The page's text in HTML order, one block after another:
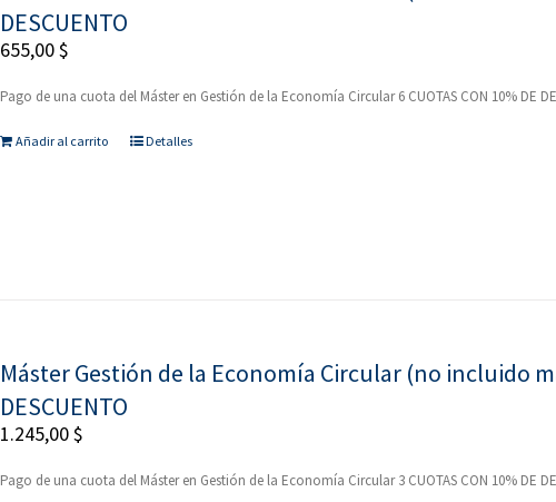
DESCUENTO
655,00$
Pago de una cuota del Máster en Gestión de la Economía Circular 6 CUOTAS CON 10% DE
Añadir al carrito Detalles
Máster Gestión de la Economía Circular (no incluido
DESCUENTO
1.245,00$
Pago de una cuota del Máster en Gestión de la Economía Circular 3 CUOTAS CON 10% DE